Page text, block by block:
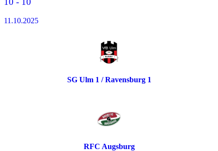
11.10.2025
SG Ulm 1 / Ravensburg 1
RFC Augsburg